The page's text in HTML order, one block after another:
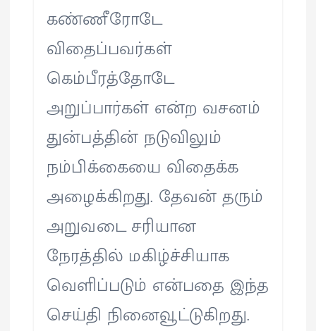
கண்ணீரோடே
விதைப்பவர்கள்
கெம்பீரத்தோடே
அறுப்பார்கள் என்ற வசனம்
துன்பத்தின் நடுவிலும்
நம்பிக்கையை விதைக்க
அழைக்கிறது. தேவன் தரும்
அறுவடை சரியான
நேரத்தில் மகிழ்ச்சியாக
வெளிப்படும் என்பதை இந்த
செய்தி நினைவூட்டுகிறது.